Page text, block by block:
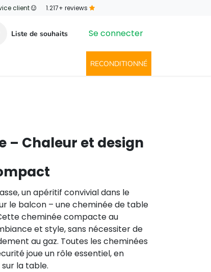
client ​1.217+ reviews
Liste de souhaits Se connecter
RECONDITIONNÉ
– Chaleur et design
un apéritif convivial dans le
le balcon – une cheminée de table
cheminée compacte au
et style, sans nécessiter de
au gaz. Toutes les cheminées
joue un rôle essentiel, en
sur la table.